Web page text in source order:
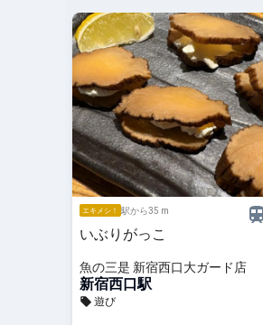
エキメシ！ 駅から35 m
いぶりがっこ
魚の三是 新宿西口大ガード店
新宿西口駅
遊び